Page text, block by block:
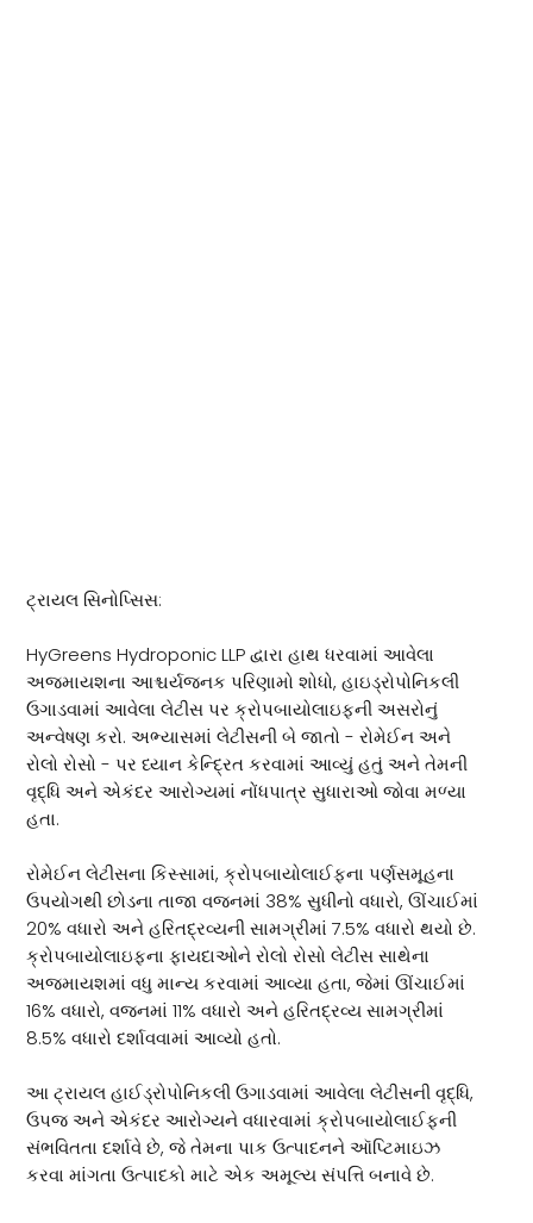
ટ્રાયલ સિનોપ્સિસ:
HyGreens Hydroponic LLP દ્વારા હાથ ધરવામાં આવેલા
અજમાયશના આશ્ચર્યજનક પરિણામો શોધો, હાઇડ્રોપોનિકલી
ઉગાડવામાં આવેલા લેટીસ પર ક્રોપબાયોલાઇફની અસરોનું
અન્વેષણ કરો. અભ્યાસમાં લેટીસની બે જાતો - રોમેઈન અને
રોલો રોસો - પર ધ્યાન કેન્દ્રિત કરવામાં આવ્યું હતું અને તેમની
વૃદ્ધિ અને એકંદર આરોગ્યમાં નોંધપાત્ર સુધારાઓ જોવા મળ્યા
હતા.
રોમેઈન લેટીસના કિસ્સામાં, ક્રોપબાયોલાઈફના પર્ણસમૂહના
ઉપયોગથી છોડના તાજા વજનમાં 38% સુધીનો વધારો, ઊંચાઈમાં
20% વધારો અને હરિતદ્રવ્યની સામગ્રીમાં 7.5% વધારો થયો છે.
ક્રોપબાયોલાઇફના ફાયદાઓને રોલો રોસો લેટીસ સાથેના
અજમાયશમાં વધુ માન્ય કરવામાં આવ્યા હતા, જેમાં ઊંચાઈમાં
16% વધારો, વજનમાં 11% વધારો અને હરિતદ્રવ્ય સામગ્રીમાં
8.5% વધારો દર્શાવવામાં આવ્યો હતો.
આ ટ્રાયલ હાઈડ્રોપોનિકલી ઉગાડવામાં આવેલા લેટીસની વૃદ્ધિ,
ઉપજ અને એકંદર આરોગ્યને વધારવામાં ક્રોપબાયોલાઈફની
સંભવિતતા દર્શાવે છે, જે તેમના પાક ઉત્પાદનને ઑપ્ટિમાઇઝ
કરવા માંગતા ઉત્પાદકો માટે એક અમૂલ્ય સંપત્તિ બનાવે છે.